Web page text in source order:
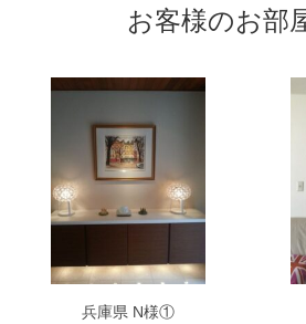
お客様のお部
兵庫県 N様①